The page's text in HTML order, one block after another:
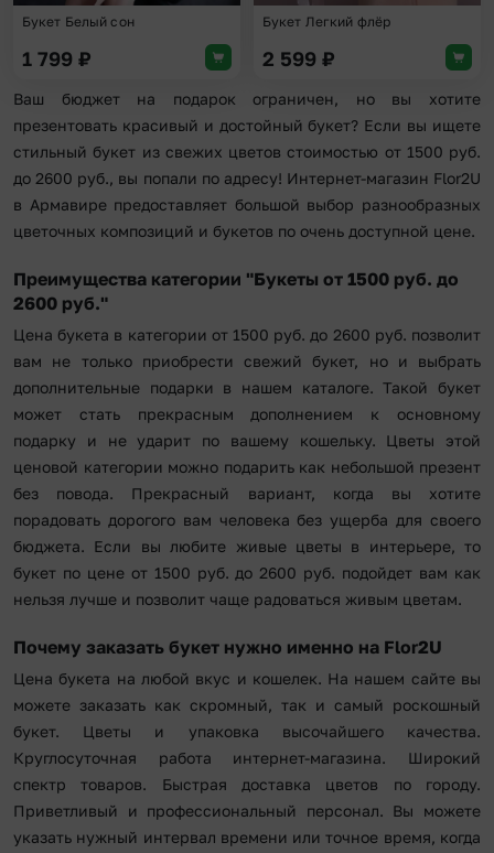
Букет Белый сон
1 799 ₽
Букет Легкий флёр
2 599 ₽
Ваш бюджет на подарок ограничен, но вы хотите
презентовать красивый и достойный букет? Если вы ищете
стильный букет из свежих цветов стоимостью от 1500 руб.
до 2600 руб., вы попали по адресу! Интернет-магазин Flor2U
в Армавире предоставляет большой выбор разнообразных
цветочных композиций и букетов по очень доступной цене.
Преимущества категории "Букеты от 1500 руб. до
2600 руб."
Цена букета в категории от 1500 руб. до 2600 руб. позволит
вам не только приобрести свежий букет, но и выбрать
дополнительные подарки в нашем каталоге. Такой букет
может стать прекрасным дополнением к основному
подарку и не ударит по вашему кошельку. Цветы этой
ценовой категории можно подарить как небольшой презент
без повода. Прекрасный вариант, когда вы хотите
порадовать дорогого вам человека без ущерба для своего
бюджета. Если вы любите живые цветы в интерьере, то
букет по цене от 1500 руб. до 2600 руб. подойдет вам как
нельзя лучше и позволит чаще радоваться живым цветам.
Почему заказать букет нужно именно на Flor2U
Цена букета на любой вкус и кошелек. На нашем сайте вы
можете заказать как скромный, так и самый роскошный
букет. Цветы и упаковка высочайшего качества.
Круглосуточная работа интернет-магазина. Широкий
спектр товаров. Быстрая доставка цветов по городу.
Приветливый и профессиональный персонал. Вы можете
указать нужный интервал времени или точное время, когда